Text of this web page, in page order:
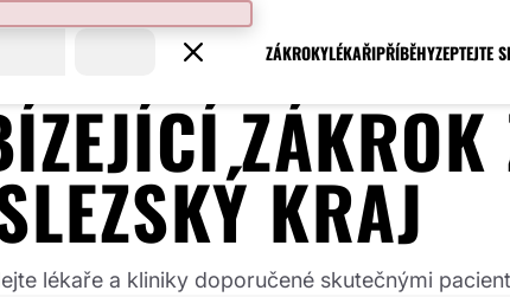
ZÁKROKYLÉKAŘIPŘÍBĚHYZEPTEJTE
ZÁKROK
KRAJ
lékaře a kliniky doporučené skutečnými